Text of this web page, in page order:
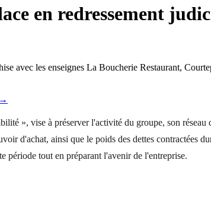
en redressement
avec les enseignes La Boucherie Restaurant,
→
», vise à préserver l'activité du groupe, son
d'achat, ainsi que le poids des dettes
période tout en préparant l'avenir de l'entreprise.